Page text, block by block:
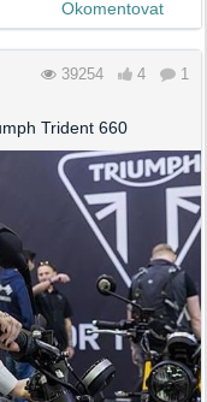
Okomentovat
39254 4 1
Trident 660